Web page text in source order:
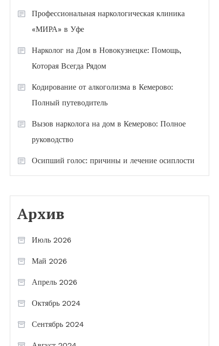
Профессиональная наркологическая клиника
«МИРА» в Уфе
Нарколог на Дом в Новокузнецке: Помощь,
Которая Всегда Рядом
Кодирование от алкоголизма в Кемерово:
Полный путеводитель
Вызов нарколога на дом в Кемерово: Полное
руководство
Осипший голос: причины и лечение осиплости
Архив
Июль 2026
Май 2026
Апрель 2026
Октябрь 2024
Сентябрь 2024